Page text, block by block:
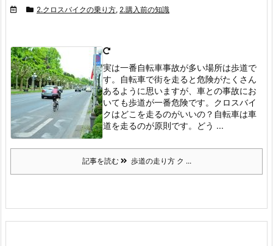
2.クロスバイクの乗り方, 2.購入前の知識
実は一番自転車事故が多い場所は歩道で
す。
自転車で街を走ると危険がたくさん
あるように思いますが、車との事故にお
いても歩道が一番危険です。 クロスバイ
クはどこを走るのがいいの？ 自転車は車
道を走るのが原則です。
どう ...
記事を読む 歩道の走り方 ク ...